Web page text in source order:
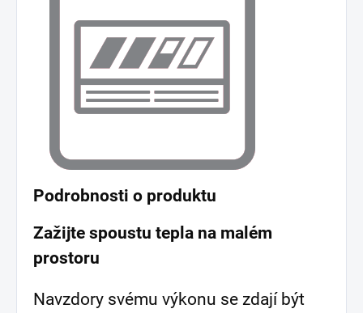
Podrobnosti o produktu
Zažijte spoustu tepla na malém
prostoru
Navzdory svému výkonu se zdají být